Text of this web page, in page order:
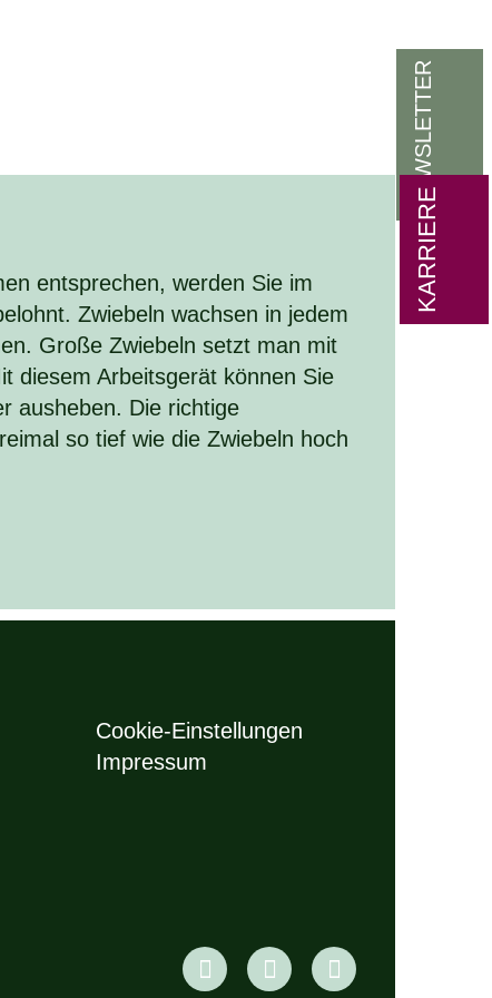
entsprechen, werden Sie im
Zwiebeln wachsen in jedem
Große Zwiebeln setzt man mit
diesem Arbeitsgerät können Sie
ausheben. Die richtige
so tief wie die Zwiebeln hoch
Cookie-Einstellungen
Impressum
NEWSLETTER
KARRIERE